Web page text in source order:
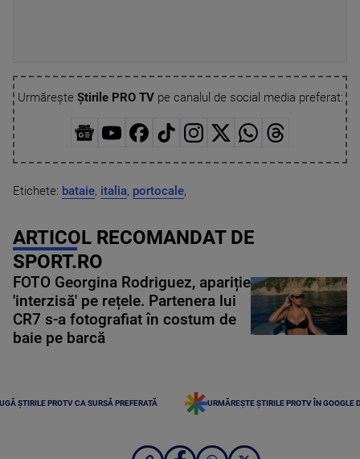
Urmărește Știrile PRO TVpe canalul de social media preferat:
Etichete: bataie, italia, portocale,
ARTICOL RECOMANDAT DE
SPORT.RO
FOTO Georgina Rodriguez, apariție
'interzisă' pe rețele. Partenera lui
CR7 s-a fotografiat în costum de
baie pe barcă
ȘTIRILE PROTV CA SURSĂ PREFERATĂ URMĂREȘTE ȘTIRILE PROTV ÎN GOOGLE